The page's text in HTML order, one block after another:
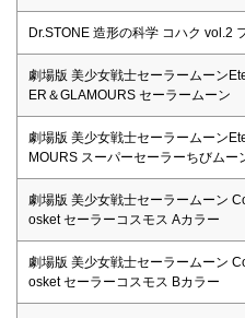
Dr.STONE 造形の科学 コハク vol.2
劇場版 美少女戦士セーラームーン
ER＆GLAMOURS セーラームーン
劇場版 美少女戦士セーラームーン
MOURS スーパーセーラーちびムー
劇場版 美少女戦士セーラームーン
osket セーラーコスモス Aカラー
劇場版 美少女戦士セーラームーン
osket セーラーコスモス Bカラー